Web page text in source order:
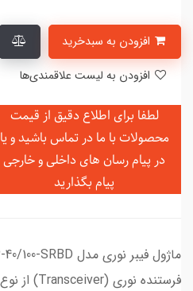
لطفا برای اطلاع دقیق از قیمت
محصولات با ما در تماس باشید و یا
در پیام رسان های داخلی و خارجی
پیام بگذارید